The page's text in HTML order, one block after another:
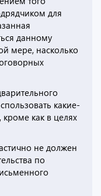
для
данному
мере, насколько
какие-
как в целях
не должен
по